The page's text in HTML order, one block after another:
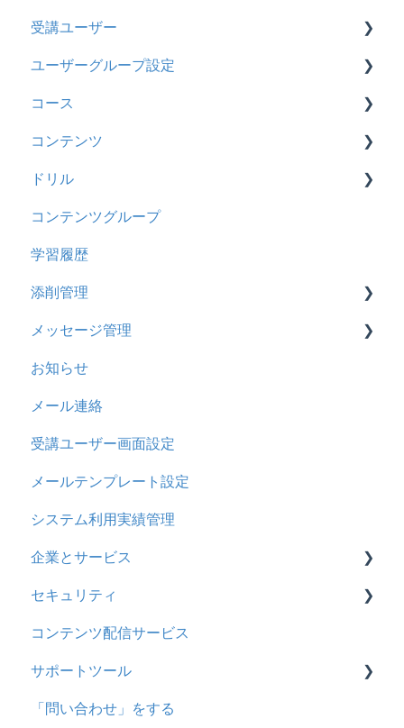
カスタマイズ
インターネット・セキュリティ
料金
管理ユーザー・受講ユーザー
履歴
コンテンツ
CSV
ドキュメント
ビデオ
ドリル
メール
メッセージ
お知らせ
多言語変換
助成金
2026年2月アップデート
2025年10月アップデート
2025年9月アップデート
2025年3月アップデート
2024年12月アップデート
2024年8月アップデート
2024年5月アップデート
2023年12月アップデート
2023年11月アップデート
2023年8月アップデート
2023年4月アップデート
管理ユーザーの統合について
管理ユーザーについて
ロールと権限
受講ユーザー
基本操作
【新レイアウト】受講ユーザー登録について
【旧レイアウト】ユーザー編集について
ユーザーグループ設定
【新レイアウト】ユーザーグループ設定
【旧レイアウト】ユーザーグループ設定
コース
基本操作
新レイアウト
旧レイアウト
コース詳細設定の参考
ストレスチェック
CSVについて
コンテンツ
ビデオ
ドキュメント
多言語表示
リンク
ドリル
概要
問題について
ドリルについて
【問題・ドリル】の参考
ドリルスキンについて
問題属性
コンテンツグループ
学習履歴
添削管理
概要
基本操作
採点権限のみを持ったユーザ
採点・承認権限を持ったユーザ
メッセージ管理
基本操作
リンクメッセージスレッド
お知らせ
メール連絡
受講ユーザー画面設定
メールテンプレート設定
システム利用実績管理
企業とサービス
用語の定義
企業について
統合ユーザーについて
サービスについて
セキュリティ
シングルサインオン設定
証明書認証
MFA(多要素認証)
コンテンツ配信サービス
サポートツール
基本操作
「問い合わせ」をする